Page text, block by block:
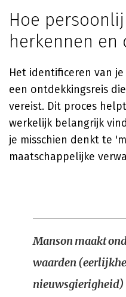
Hoe
herkennen en
Het identificeren van
een ontdekkingsreis
vereist. Dit proces
werkelijk belangrijk
je misschien denkt te
maatschappelijke
Manson maakt
waarden
nieuwsgierigheid)